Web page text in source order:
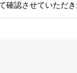
確認させていただ